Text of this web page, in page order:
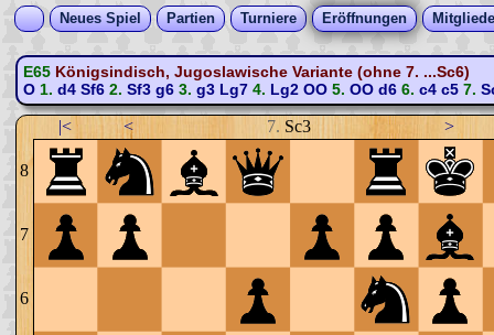
Neues Spiel Partien Turniere Eröffnungen
E65 Königsindisch, Jugoslawische Variante (ohne 7. ...Sc6)
O1. d4 Sf62. Sf3 g63. g3 Lg74. Lg2 OO5. OO d66. c4 c57.
|< < 7. Sc3 >
8
7
6